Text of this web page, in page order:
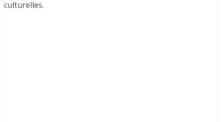
culturelles.